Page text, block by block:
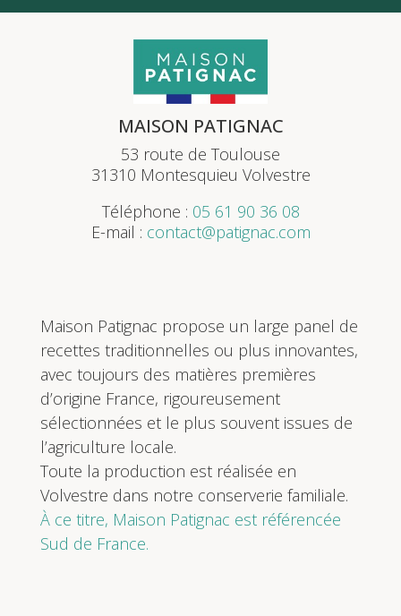
MAISON PATIGNAC
53 route de Toulouse
31310 Montesquieu Volvestre
Téléphone : 05 61 90 36 08
E-mail : contact@patignac.com
Maison Patignac propose un large panel de
recettes traditionnelles ou plus innovantes,
avec toujours des matières premières
d’origine France, rigoureusement
sélectionnées et le plus souvent issues de
l’agriculture locale.
Toute la production est réalisée en
Volvestre dans notre conserverie familiale.
À ce titre, Maison Patignac est référencée
Sud de France.